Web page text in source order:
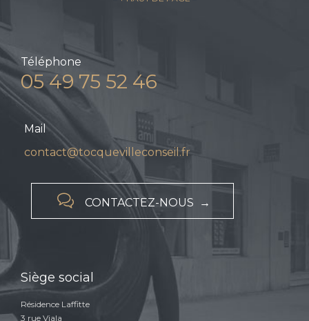
Téléphone
05 49 75 52 46
Mail
contact@tocquevilleconseil.fr
 CONTACTEZ-NOUS →
Siège social
Résidence Laffitte
3 rue Viala